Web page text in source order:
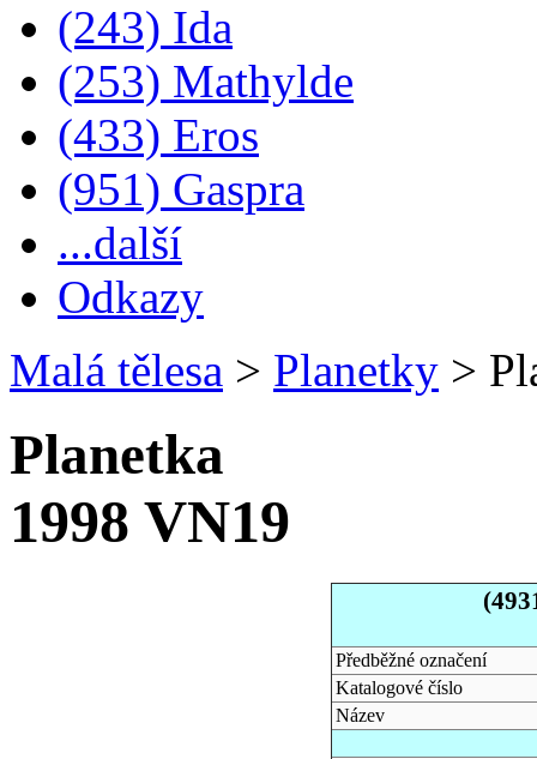
(243) Ida
(253) Mathylde
(433) Eros
(951) Gaspra
...další
Odkazy
Malá tělesa > Planetky >
Planetka
1998 VN19
Předběžné označení
Katalogové číslo
Název